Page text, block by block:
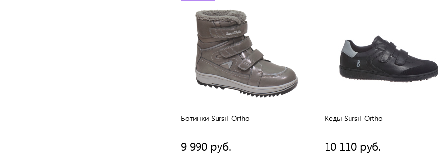
Ботинки Sursil-Ortho
9 990 руб.
Кеды Sursil-Ortho
10 110 руб.